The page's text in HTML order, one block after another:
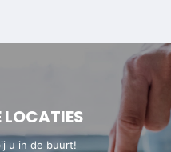
LOCATIES
u in de buurt!